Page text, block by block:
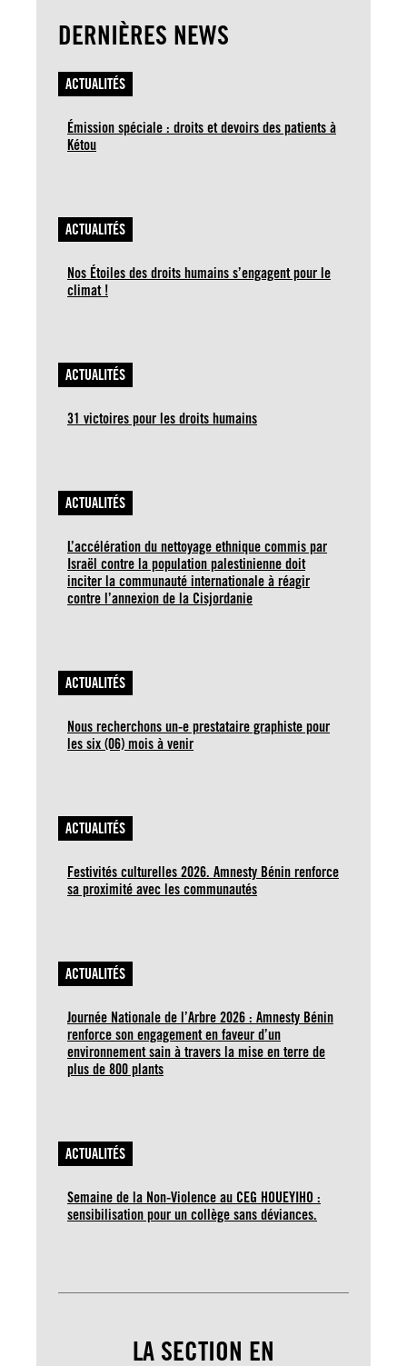
DERNIÈRES NEWS
ACTUALITÉS
Émission spéciale : droits et devoirs des patients à
Kétou
ACTUALITÉS
Nos Étoiles des droits humains s’engagent pour le
climat !
ACTUALITÉS
31 victoires pour les droits humains
ACTUALITÉS
L’accélération du nettoyage ethnique commis par
Israël contre la population palestinienne doit
inciter la communauté internationale à réagir
contre l’annexion de la Cisjordanie
ACTUALITÉS
Nous recherchons un-e prestataire graphiste pour
les six (06) mois à venir
ACTUALITÉS
Festivités culturelles 2026. Amnesty Bénin renforce
sa proximité avec les communautés
ACTUALITÉS
Journée Nationale de l’Arbre 2026 : Amnesty Bénin
renforce son engagement en faveur d’un
environnement sain à travers la mise en terre de
plus de 800 plants
ACTUALITÉS
Semaine de la Non-Violence au CEG HOUEYIHO :
sensibilisation pour un collège sans déviances.
LA SECTION EN